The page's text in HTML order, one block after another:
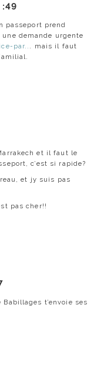
:49
passeport prend
demande urgente
par.. . mais il faut
et il faut le
c’est si rapide?
et jy suis pas
pas cher!!
t’envoie ses